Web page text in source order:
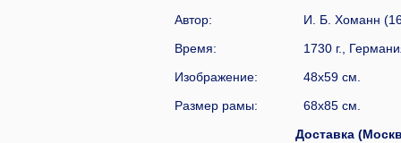
Автор:
И. Б. Хоманн
Время:
1730 г.,
Изображение:
48x59 см.
Размер рамы:
68x85 см.
Доставка